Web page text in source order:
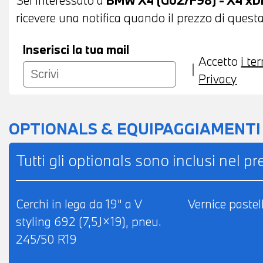
ANCHE PER L'INTERO IMPORTO
ricevere una notifica quando il prezzo di
Inserisci la tua mail
Accetto i
Privacy
OPTIONALS & EQUIPAGGIAMENTI
Tutti gli optionals sono inclusi nel
Cerchi in lega da 19" a V
styling 692 (7,5J×19), pneu.
245/50 R19
Vernice